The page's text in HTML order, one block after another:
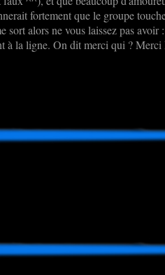
fortement que le groupe
sort alors ne vous laissez pas
à la ligne. On dit merci qui ? Merci